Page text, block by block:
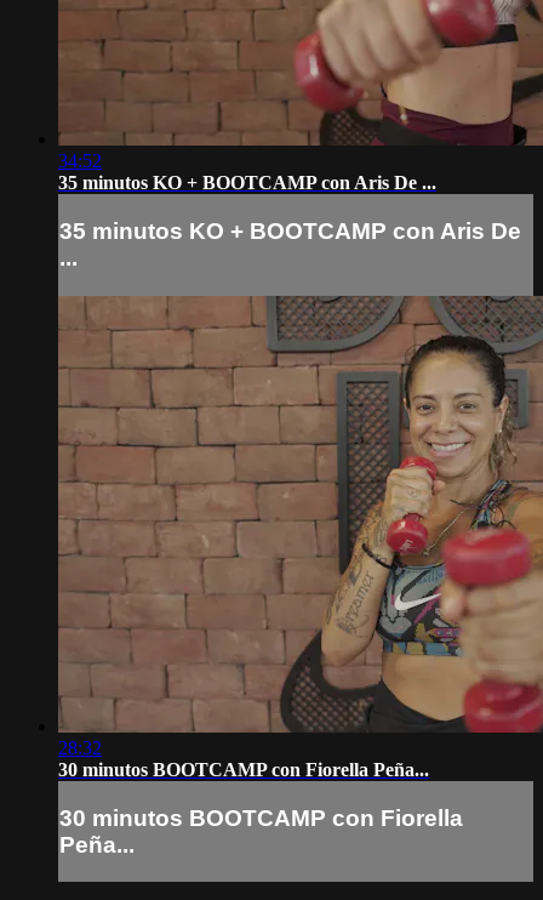
34:52
35 minutos KO + BOOTCAMP con Aris De ...
35 minutos KO + BOOTCAMP con Aris De
...
28:32
30 minutos BOOTCAMP con Fiorella Peña...
30 minutos BOOTCAMP con Fiorella
Peña...